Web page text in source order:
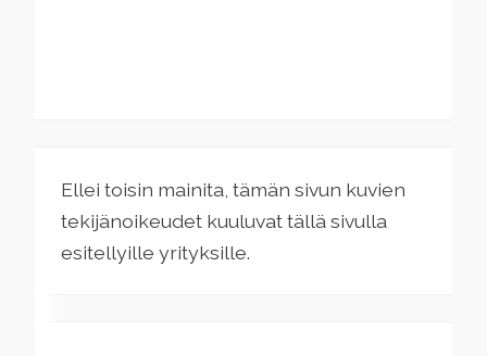
Ellei toisin mainita, tämän sivun kuvien
tekijänoikeudet kuuluvat tällä sivulla
esitellyille yrityksille.